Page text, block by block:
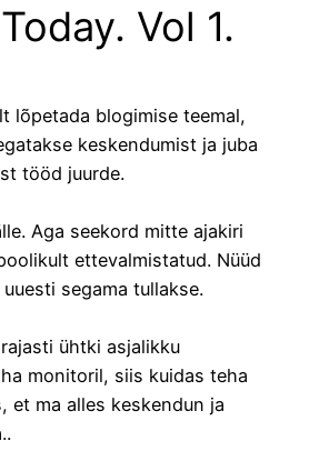
Vol 1.
lõpetada blogimise teemal,
keskendumist ja juba
tööd juurde.
Aga seekord mitte ajakiri
ettevalmistatud. Nüüd
segama tullakse.
ühtki asjalikku
monitoril, siis kuidas teha
et ma alles keskendun ja